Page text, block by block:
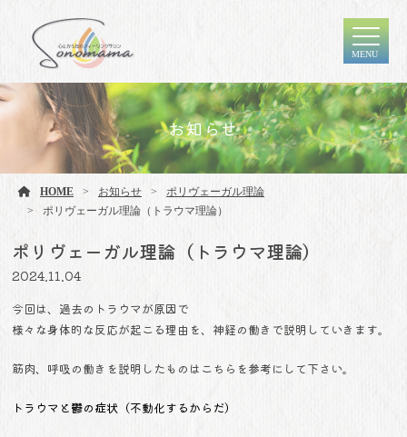
MENU
お知らせ
HOME お知らせ
ポリヴェーガル理論
ポリヴェーガル理論（トラウマ理論）
ポリヴェーガル理論（トラウマ理論）
2024.11.04
今回は、過去のトラウマが原因で
様々な身体的な反応が起こる理由を、神経の働きで説明していきます。
筋肉、呼吸の働きを説明したものはこちらを参考にして下さい。
トラウマと鬱の症状（不動化するからだ）